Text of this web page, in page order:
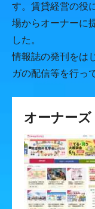
す。賃貸経営の役
場からオーナーに
した。
情報誌の発刊をは
ガの配信等を行っ
オーナー